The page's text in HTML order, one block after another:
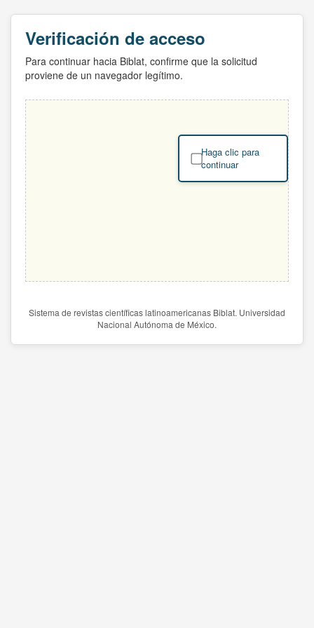
Verificación de acceso
Para continuar hacia Biblat, confirme que la solicitud
proviene de un navegador legítimo.
Haga clic para
continuar
Sistema de revistas científicas latinoamericanas Biblat. Universidad
Nacional Autónoma de México.